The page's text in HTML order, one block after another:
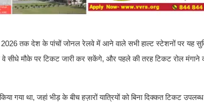
2026 तक देश के पांचों जोनल रेलवे में आने वाले सभी हाल्ट स्टेशनों पर
सीधे मौके पर टिकट जारी कर सकेंगे, और पहले की तरह टिकट रोल मंगाने
गया था, जहां भीड़ के बीच हज़ारों यात्रियों को बिना दिक्कत टिकट